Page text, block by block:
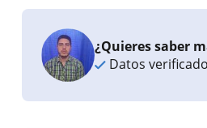
¿Quieres saber
Datos